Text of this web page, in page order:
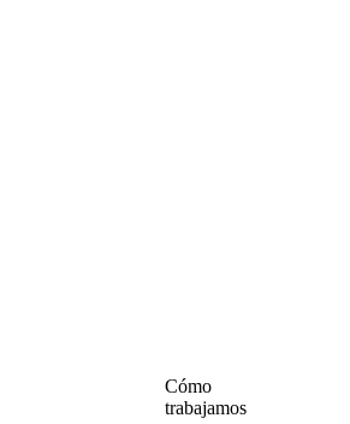
Cómo
trabajamos